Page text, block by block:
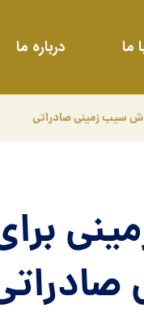
ما درباره ما
سیب زمینی صادراتی